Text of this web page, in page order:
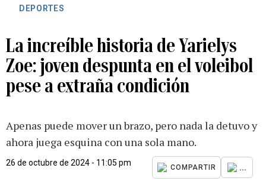
DEPORTES
La increíble historia de Yarielys
Zoe: joven despunta en el voleibol
pese a extraña condición
Apenas puede mover un brazo, pero nada la detuvo y
ahora juega esquina con una sola mano.
26 de octubre de 2024 - 11:05 pm
COMPARTIR ...